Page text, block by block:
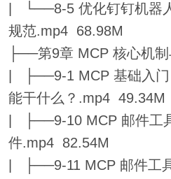
| └──8-5 优化钉钉机器
规范.mp4 68.98M
├──第9章 MCP 核心机
| ├──9-1 MCP 基础入门
能干什么？.mp4 49.34M
| ├──9-10 MCP 邮件工
件.mp4 82.54M
| ├──9-11 MCP 邮件工